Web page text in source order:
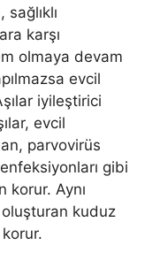
sağlıklı
karşı
olmaya devam
evcil
iyileştirici
evcil
parvovirüs
gibi
korur. Aynı
kuduz
korur.